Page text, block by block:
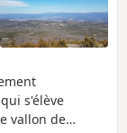
s'élève
vallon de